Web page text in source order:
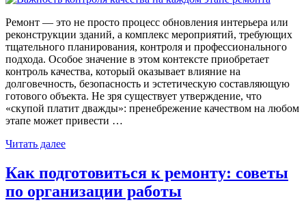
Ремонт — это не просто процесс обновления интерьера или
реконструкции зданий, а комплекс мероприятий, требующих
тщательного планирования, контроля и профессионального
подхода. Особое значение в этом контексте приобретает
контроль качества, который оказывает влияние на
долговечность, безопасность и эстетическую составляющую
готового объекта. Не зря существует утверждение, что
«скупой платит дважды»: пренебрежение качеством на любом
этапе может привести …
Читать далее
Как подготовиться к ремонту: советы
по организации работы